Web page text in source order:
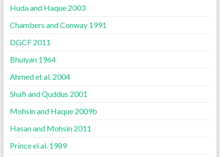
Huda and Haque 2003
Chambers and Conway 1991
DGCF 2011
Bhuiyan 1964
Ahmed et al. 2004
Shafi and Quddus 2001
Mohsin and Haque 2009b
Hasan and Mohsin 2011
Prince el al. 1989